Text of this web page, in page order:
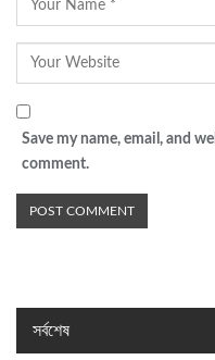
Save my name, email, and
comment.
সর্বশেষ